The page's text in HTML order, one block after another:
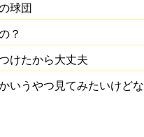
球団
？
けたから大丈夫
いうやつ見てみたいけどな